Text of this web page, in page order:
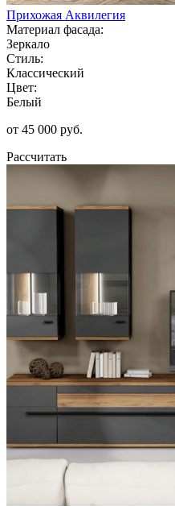
Прихожая Аквилегия
Материал фасада:
Зеркало
Стиль:
Классический
Цвет:
Белый
от 45 000 руб.
Рассчитать